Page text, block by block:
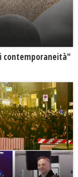
contemporaneità"